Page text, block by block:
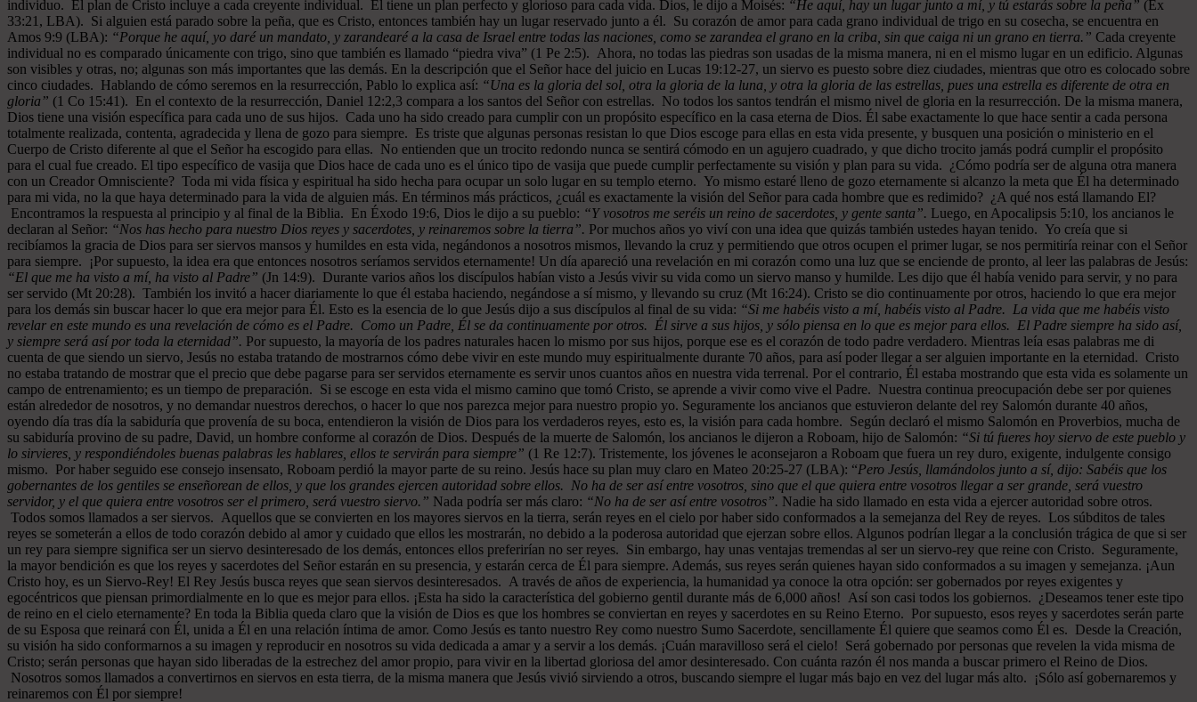
individuo. El plan de Cristo incluye a cada creyente individual. El tiene un plan perfecto y glorioso para cada vida. Dios, le dijo a Moisés: “He aquí, hay un lugar junto a mí, y tú estarás sobre la peña” (Ex
33:21, LBA). Si alguien está parado sobre la peña, que es Cristo, entonces también hay un lugar reservado junto a él. Su corazón de amor para cada grano individual de trigo en su cosecha, se encuentra en
Amos 9:9 (LBA): “Porque he aquí, yo daré un mandato, y zarandearé a la casa de Israel entre todas las naciones, como se zarandea el grano en la criba, sin que caiga ni un grano en tierra.” Cada creyente
individual no es comparado únicamente con trigo, sino que también es llamado “piedra viva” (1 Pe 2:5). Ahora, no todas las piedras son usadas de la misma manera, ni en el mismo lugar en un edificio. Algunas
son visibles y otras, no; algunas son más importantes que las demás. En la descripción que el Señor hace del juicio en Lucas 19:12-27, un siervo es puesto sobre diez ciudades, mientras que otro es colocado sobre
cinco ciudades. Hablando de cómo seremos en la resurrección, Pablo lo explica así: “Una es la gloria del sol, otra la gloria de la luna, y otra la gloria de las estrellas, pues una estrella es diferente de otra en
gloria” (1 Co 15:41). En el contexto de la resurrección, Daniel 12:2,3 compara a los santos del Señor con estrellas. No todos los santos tendrán el mismo nivel de gloria en la resurrección. De la misma manera,
Dios tiene una visión específica para cada uno de sus hijos. Cada uno ha sido creado para cumplir con un propósito específico en la casa eterna de Dios. Él sabe exactamente lo que hace sentir a cada persona
totalmente realizada, contenta, agradecida y llena de gozo para siempre. Es triste que algunas personas resistan lo que Dios escoge para ellas en esta vida presente, y busquen una posición o ministerio en el
Cuerpo de Cristo diferente al que el Señor ha escogido para ellas. No entienden que un trocito redondo nunca se sentirá cómodo en un agujero cuadrado, y que dicho trocito jamás podrá cumplir el propósito
para el cual fue creado. El tipo específico de vasija que Dios hace de cada uno es el único tipo de vasija que puede cumplir perfectamente su visión y plan para su vida. ¿Cómo podría ser de alguna otra manera
con un Creador Omnisciente? Toda mi vida física y espiritual ha sido hecha para ocupar un solo lugar en su templo eterno. Yo mismo estaré lleno de gozo eternamente si alcanzo la meta que Él ha determinado
para mi vida, no la que haya determinado para la vida de alguien más. En términos más prácticos, ¿cuál es exactamente la visión del Señor para cada hombre que es redimido? ¿A qué nos está llamando El?
Encontramos la respuesta al principio y al final de la Biblia. En Éxodo 19:6, Dios le dijo a su pueblo: “Y vosotros me seréis un reino de sacerdotes, y gente santa”. Luego, en Apocalipsis 5:10, los ancianos le
declaran al Señor: “Nos has hecho para nuestro Dios reyes y sacerdotes, y reinaremos sobre la tierra”. Por muchos años yo viví con una idea que quizás también ustedes hayan tenido. Yo creía que si
recibíamos la gracia de Dios para ser siervos mansos y humildes en esta vida, negándonos a nosotros mismos, llevando la cruz y permitiendo que otros ocupen el primer lugar, se nos permitiría reinar con el Señor
para siempre. ¡Por supuesto, la idea era que entonces nosotros seríamos servidos eternamente! Un día apareció una revelación en mi corazón como una luz que se enciende de pronto, al leer las palabras de Jesús:
“El que me ha visto a mí, ha visto al Padre” (Jn 14:9). Durante varios años los discípulos habían visto a Jesús vivir su vida como un siervo manso y humilde. Les dijo que él había venido para servir, y no para
ser servido (Mt 20:28). También los invitó a hacer diariamente lo que él estaba haciendo, negándose a sí mismo, y llevando su cruz (Mt 16:24). Cristo se dio continuamente por otros, haciendo lo que era mejor
para los demás sin buscar hacer lo que era mejor para Él. Esto es la esencia de lo que Jesús dijo a sus discípulos al final de su vida: “Si me habéis visto a mí, habéis visto al Padre. La vida que me habéis visto
revelar en este mundo es una revelación de cómo es el Padre. Como un Padre, Él se da continuamente por otros. Él sirve a sus hijos, y sólo piensa en lo que es mejor para ellos. El Padre siempre ha sido así,
y siempre será así por toda la eternidad”. Por supuesto, la mayoría de los padres naturales hacen lo mismo por sus hijos, porque ese es el corazón de todo padre verdadero. Mientras leía esas palabras me di
cuenta de que siendo un siervo, Jesús no estaba tratando de mostrarnos cómo debe vivir en este mundo muy espiritualmente durante 70 años, para así poder llegar a ser alguien importante en la eternidad. Cristo
no estaba tratando de mostrar que el precio que debe pagarse para ser servidos eternamente es servir unos cuantos años en nuestra vida terrenal. Por el contrario, Él estaba mostrando que esta vida es solamente un
campo de entrenamiento; es un tiempo de preparación. Si se escoge en esta vida el mismo camino que tomó Cristo, se aprende a vivir como vive el Padre. Nuestra continua preocupación debe ser por quienes
están alrededor de nosotros, y no demandar nuestros derechos, o hacer lo que nos parezca mejor para nuestro propio yo. Seguramente los ancianos que estuvieron delante del rey Salomón durante 40 años,
oyendo día tras día la sabiduría que provenía de su boca, entendieron la visión de Dios para los verdaderos reyes, esto es, la visión para cada hombre. Según declaró el mismo Salomón en Proverbios, mucha de
su sabiduría provino de su padre, David, un hombre conforme al corazón de Dios. Después de la muerte de Salomón, los ancianos le dijeron a Roboam, hijo de Salomón: “Si tú fueres hoy siervo de este pueblo y
lo sirvieres, y respondiéndoles buenas palabras les hablares, ellos te servirán para siempre” (1 Re 12:7). Tristemente, los jóvenes le aconsejaron a Roboam que fuera un rey duro, exigente, indulgente consigo
mismo. Por haber seguido ese consejo insensato, Roboam perdió la mayor parte de su reino. Jesús hace su plan muy claro en Mateo 20:25-27 (LBA): “Pero Jesús, llamándolos junto a sí, dijo: Sabéis que los
gobernantes de los gentiles se enseñorean de ellos, y que los grandes ejercen autoridad sobre ellos. No ha de ser así entre vosotros, sino que el que quiera entre vosotros llegar a ser grande, será vuestro
servidor, y el que quiera entre vosotros ser el primero, será vuestro siervo.” Nada podría ser más claro: “No ha de ser así entre vosotros”. Nadie ha sido llamado en esta vida a ejercer autoridad sobre otros.
Todos somos llamados a ser siervos. Aquellos que se convierten en los mayores siervos en la tierra, serán reyes en el cielo por haber sido conformados a la semejanza del Rey de reyes. Los súbditos de tales
reyes se someterán a ellos de todo corazón debido al amor y cuidado que ellos les mostrarán, no debido a la poderosa autoridad que ejerzan sobre ellos. Algunos podrían llegar a la conclusión trágica de que si ser
un rey para siempre significa ser un siervo desinteresado de los demás, entonces ellos preferirían no ser reyes. Sin embargo, hay unas ventajas tremendas al ser un siervo-rey que reine con Cristo. Seguramente,
la mayor bendición es que los reyes y sacerdotes del Señor estarán en su presencia, y estarán cerca de Él para siempre. Además, sus reyes serán quienes hayan sido conformados a su imagen y semejanza. ¡Aun
Cristo hoy, es un Siervo-Rey! El Rey Jesús busca reyes que sean siervos desinteresados. A través de años de experiencia, la humanidad ya conoce la otra opción: ser gobernados por reyes exigentes y
egocéntricos que piensan primordialmente en lo que es mejor para ellos. ¡Esta ha sido la característica del gobierno gentil durante más de 6,000 años! Así son casi todos los gobiernos. ¿Deseamos tener este tipo
de reino en el cielo eternamente? En toda la Biblia queda claro que la visión de Dios es que los hombres se conviertan en reyes y sacerdotes en su Reino Eterno. Por supuesto, esos reyes y sacerdotes serán parte
de su Esposa que reinará con Él, unida a Él en una relación íntima de amor. Como Jesús es tanto nuestro Rey como nuestro Sumo Sacerdote, sencillamente Él quiere que seamos como Él es. Desde la Creación,
su visión ha sido conformarnos a su imagen y reproducir en nosotros su vida dedicada a amar y a servir a los demás. ¡Cuán maravilloso será el cielo! Será gobernado por personas que revelen la vida misma de
Cristo; serán personas que hayan sido liberadas de la estrechez del amor propio, para vivir en la libertad gloriosa del amor desinteresado. Con cuánta razón él nos manda a buscar primero el Reino de Dios.
Nosotros somos llamados a convertirnos en siervos en esta tierra, de la misma manera que Jesús vivió sirviendo a otros, buscando siempre el lugar más bajo en vez del lugar más alto. ¡Sólo así gobernaremos y
reinaremos con Él por siempre!